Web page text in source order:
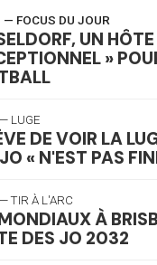
— FOCUS DU JOUR
UN HÔTE
»
— LUGE
DE VOIR LA
« N'EST PAS
— TIR À L'ARC
À
DES JO 2032